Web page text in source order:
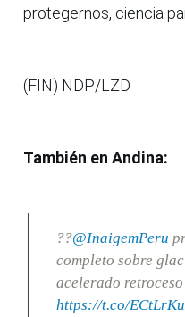
protegernos, ciencia
(FIN) NDP/LZD
También en Andina:
??@InaigemPeru
completo sobre
acelerado
https://t.co/